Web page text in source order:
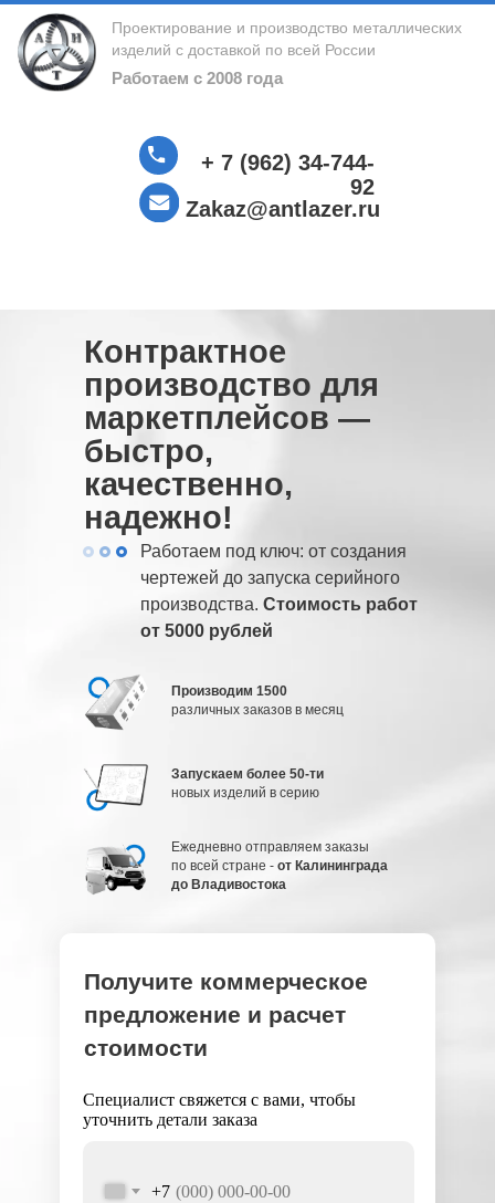
Проектирование и производство металлических
изделий с доставкой по всей России
Работаем с 2008 года
Zakaz@antlazer.ru
Контрактное
производство для
маркетплейсов —
быстро,
качественно,
надежно!
Ежедневно отправляем заказы
по всей стране - от Калининграда
до Владивостока
Производим 1500
различных заказов в месяц
Запускаем более 50-ти
новых изделий в серию
Работаем под ключ: от создания
чертежей до запуска серийного
производства. Стоимость работ
от 5000 рублей
Получите коммерческое
предложение и расчет
стоимости
Специалист свяжется с вами, чтобы
уточнить детали заказа
+7